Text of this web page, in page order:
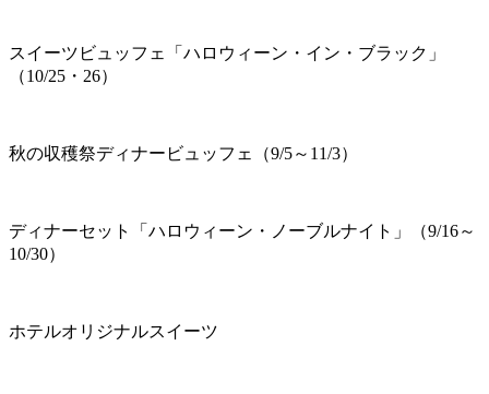
スイーツビュッフェ「ハロウィーン・イン・ブラック」
（10/25・26）
秋の収穫祭ディナービュッフェ（9/5～11/3）
ディナーセット「ハロウィーン・ノーブルナイト」（9/16～
10/30）
ホテルオリジナルスイーツ